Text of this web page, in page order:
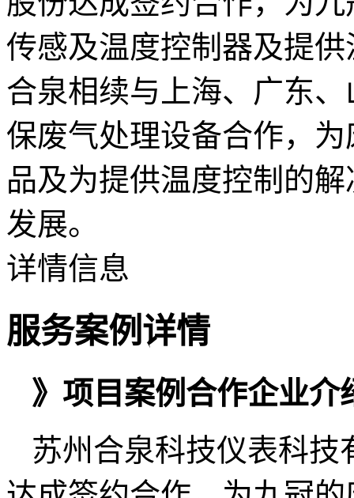
传感及温度控制器及提
合泉相续与上海、广东
保废气处理设备合作，
品及为提供温度控制的
发展。
详情信息
服务案例详情
》项目案例合作企业介
苏州合泉科技仪表科